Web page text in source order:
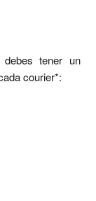
tener un
courier*: